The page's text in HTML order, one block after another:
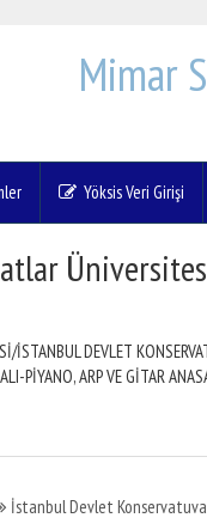
Mimar
Yöksis Veri Girişi
İSTANBUL DEVLET
PİYANO, ARP VE GİTAR
İstanbul Devlet